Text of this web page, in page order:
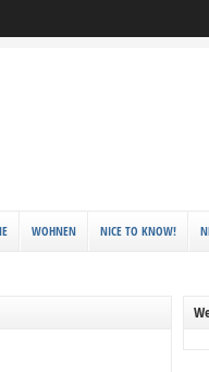
WOHNEN NICE TO KNOW!